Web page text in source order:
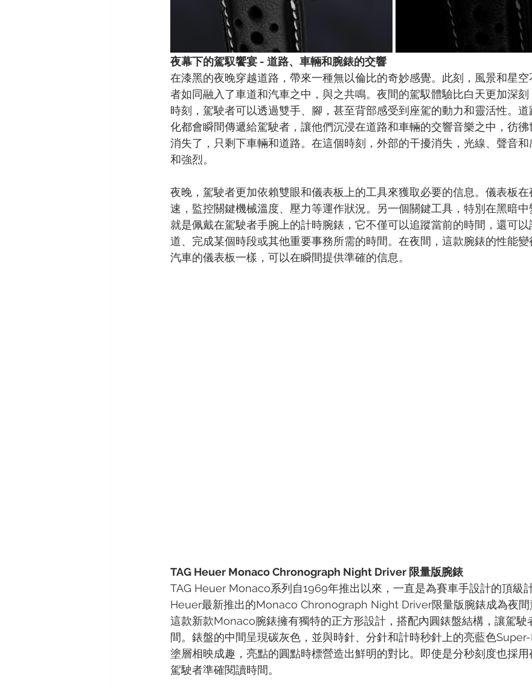
夜幕下的駕馭饗宴 - 道路、車輛和腕錶的交響
在漆黑的夜晚穿越道路，帶來一種無以倫比的奇妙感覺。此刻，風景和星
者如同融入了車道和汽車之中，與之共鳴。夜間的駕馭體驗比白天更加深
時刻，駕駛者可以透過雙手、腳，甚至背部感受到座駕的動力和靈活性。
化都會瞬間傳遞給駕駛者，讓他們沉浸在道路和車輛的交響音樂之中，彷
消失了，只剩下車輛和道路。在這個時刻，外部的干擾消失，光線、聲音
和強烈。
夜晚，駕駛者更加依賴雙眼和儀表板上的工具來獲取必要的信息。儀表板
速，監控關鍵機械溫度、壓力等運作狀況。另一個關鍵工具，特別在黑暗中
就是佩戴在駕駛者手腕上的計時腕錶，它不僅可以追蹤當前的時間，還可
道、完成某個時段或其他重要事務所需的時間。在夜間，這款腕錶的性能
汽車的儀表板一樣，可以在瞬間提供準確的信息。
TAG Heuer Monaco Chronograph Night Driver 限量版腕錶
TAG Heuer Monaco系列自1969年推出以來，一直是為賽車手設計的頂級
Heuer最新推出的Monaco Chronograph Night Driver限量版腕錶成為夜間
這款新款Monaco腕錶擁有獨特的正方形設計，搭配內圓錶盤結構，讓駕駛
間。錶盤的中間呈現碳灰色，並與時針、分針和計時秒針上的亮藍色
塗層相映成趣，亮點的圓點時標營造出鮮明的對比。即使是分秒刻度也採
駕駛者準確閱讀時間。